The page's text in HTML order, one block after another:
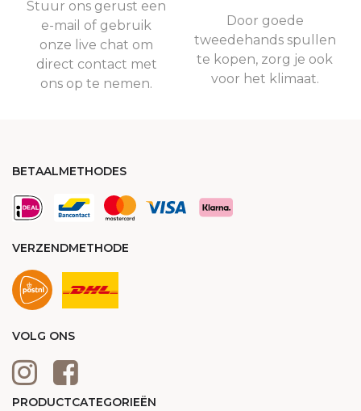
Stuur ons gerust een
e-mail of gebruik
onze live chat om
direct contact met
ons op te nemen.
Door goede
tweedehands spullen
te kopen, zorg je ook
voor het klimaat.
BETAALMETHODES
VERZENDMETHODE
VOLG ONS
PRODUCTCATEGORIEËN